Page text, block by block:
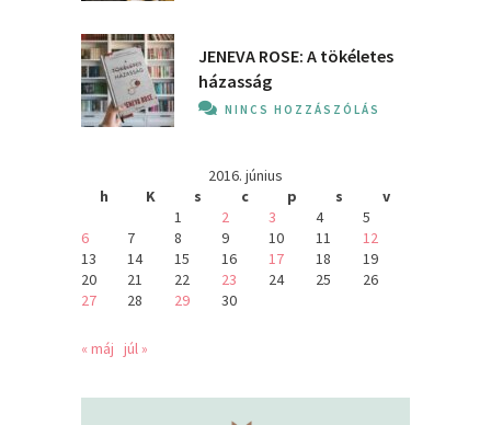
JENEVA ROSE: A ​tökéletes
házasság
NINCS HOZZÁSZÓLÁS
2016. június
h
K s c p s
v
1
2 3 4
5
6
7 8 9 10 11
12
13
14 15 16 17 18
19
20
21 22 23 24 25
26
27
28 29 30
« máj júl »